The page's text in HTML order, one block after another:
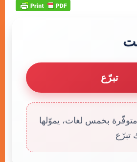
تبرّع
بخمس لغات، يموّلها
تبرّع